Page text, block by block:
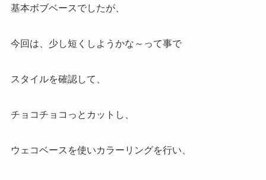
基本ボブベースでしたが、
今回は、少し短くしようかな～って事で
スタイルを確認して、
チョコチョコっとカットし、
ウェコベースを使いカラーリングを行い、